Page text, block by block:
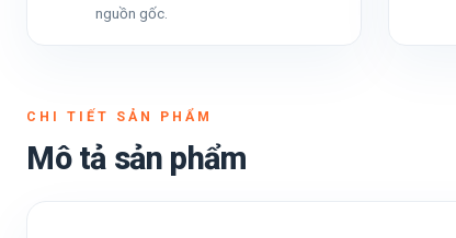
nguồn gốc.
CHI TIẾT SẢN PHẨM
Mô tả sản phẩm